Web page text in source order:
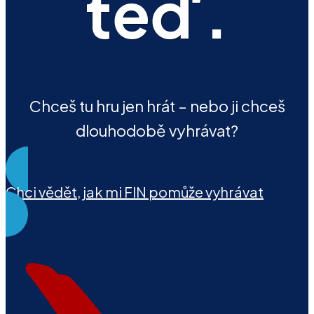
Chceš tu hru jen hrát – nebo ji chceš
dlouhodobě vyhrávat?
Chci vědět, jak mi FIN pomůže vyhrávat